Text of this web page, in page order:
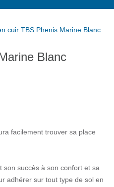
cuir TBS Phenis Marine Blanc
Blanc
facilement trouver sa place
son succès à son confort et sa
adhérer sur tout type de sol en